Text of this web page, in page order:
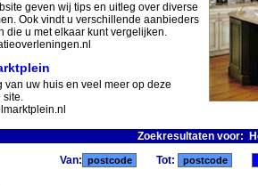
geven wij tips en uitleg over diverse
Ook vindt u verschillende aanbieders
die u met elkaar kunt vergelijken.
van uw huis en veel meer op deze
site.
Zoekresultaten voor:
Van: Tot: